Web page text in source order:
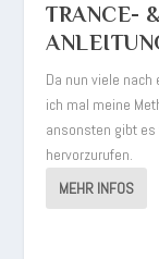
TRANCE-
Da nun viele nach
ich mal meine
ansonsten gibt es
hervorzurufen.
MEHR INFOS